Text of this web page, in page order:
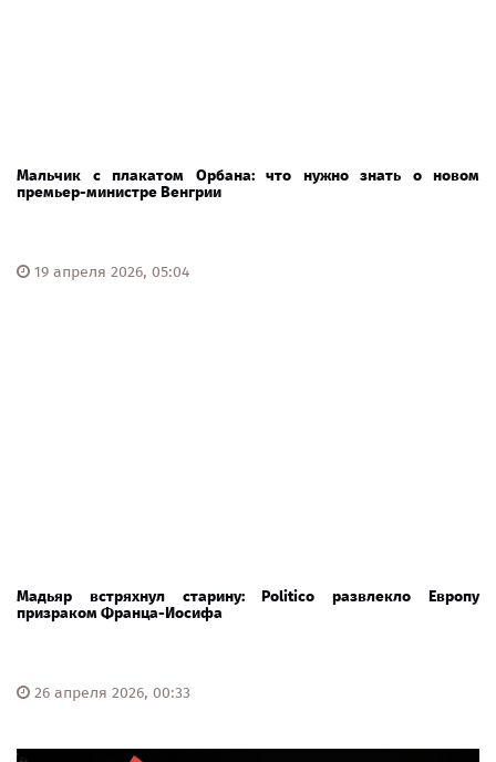
Мальчик с плакатом Орбана: что нужно знать о новом
премьер-министре Венгрии
19 апреля 2026, 05:04
Мадьяр встряхнул старину: Politico развлекло Европу
призраком Франца-Иосифа
26 апреля 2026, 00:33